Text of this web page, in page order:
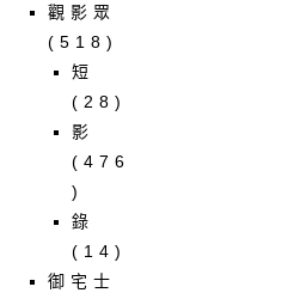
觀影眾
(518)
短
(28)
影
(476
)
錄
(14)
御宅士